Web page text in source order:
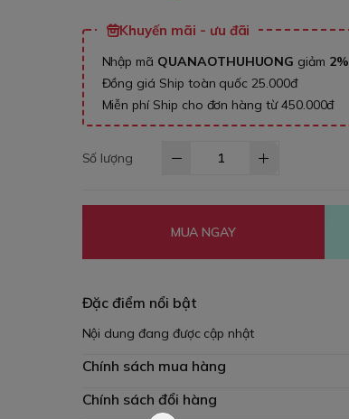
Khuyến mãi - ưu đãi
Nhập mã QUANAOTHUHUONG giảm 2%
Đồng giá Ship toàn quốc 25.000đ
Miễn phí Ship cho đơn hàng từ 450.000đ
Số lượng
MUA NGAY
Đặc điểm nổi bật
Nội dung đang được cập nhật
Chính sách mua hàng
Chính sách đổi hàng